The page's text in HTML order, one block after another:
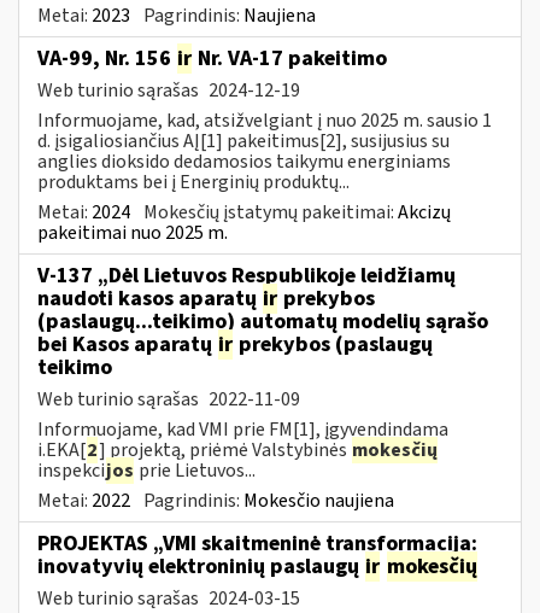
Metai: 2023 Pagrindinis: Naujiena
VA-99, Nr. 156 ir Nr. VA-17 pakeitimo
Web turinio sąrašas 2024-12-19
Informuojame, kad, atsižvelgiant į nuo 2025 m. sausio 1
d. įsigaliosiančius AĮ[1] pakeitimus[2], susijusius su
anglies dioksido dedamosios taikymu energiniams
produktams bei į Energinių produktų...
Metai: 2024 Mokesčių įstatymų pakeitimai:Akcizų
pakeitimai nuo 2025 m.
V-137 „Dėl Lietuvos Respublikoje leidžiamų
naudoti kasos aparatų ir prekybos
(paslaugų...teikimo) automatų modelių sąrašo
bei Kasos aparatų ir prekybos (paslaugų
teikimo
Web turinio sąrašas 2022-11-09
Informuojame, kad VMI prie FM[1], įgyvendindama
i.EKA[2] projektą, priėmė Valstybinės mokesčių
inspekcijos prie Lietuvos...
Metai: 2022 Pagrindinis: Mokesčio naujiena
PROJEKTAS „VMI skaitmeninė transformacija:
inovatyvių elektroninių paslaugų ir mokesčių
Web turinio sąrašas 2024-03-15